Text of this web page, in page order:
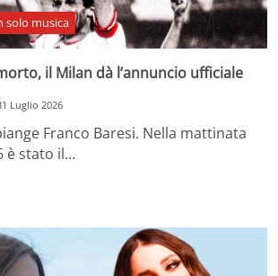
solo musica
il Milan dà l’annuncio ufficiale
Luglio 2026
Franco Baresi. Nella mattinata
è stato il…